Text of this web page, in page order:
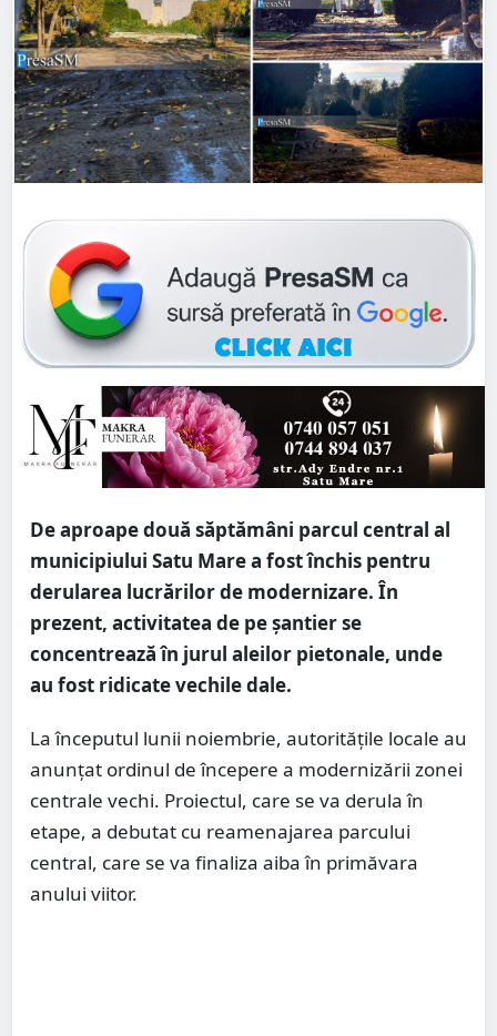
De aproape două săptămâni parcul central al
municipiului Satu Mare a fost închis pentru
derularea lucrărilor de modernizare. În
prezent, activitatea de pe șantier se
concentrează în jurul aleilor pietonale, unde
au fost ridicate vechile dale.
La începutul lunii noiembrie, autoritățile locale au
anunțat ordinul de începere a modernizării zonei
centrale vechi. Proiectul, care se va derula în
etape, a debutat cu reamenajarea parcului
central, care se va finaliza aiba în primăvara
anului viitor.